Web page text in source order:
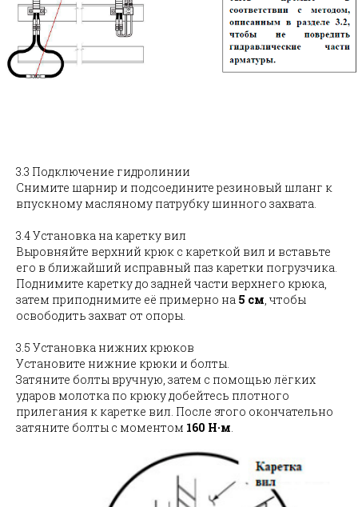
3.3 Подключение гидролинии
Снимите шарнир и подсоедините резиновый шланг к
впускному масляному патрубку шинного захвата.
3.4 Установка на каретку вил
Выровняйте верхний крюк с кареткой вил и вставьте
его в ближайший исправный паз каретки погрузчика.
Поднимите каретку до задней части верхнего крюка,
затем приподнимите её примерно на 5 см, чтобы
освободить захват от опоры.
3.5 Установка нижних крюков
Установите нижние крюки и болты.
Затяните болты вручную, затем с помощью лёгких
ударов молотка по крюку добейтесь плотного
прилегания к каретке вил. После этого окончательно
затяните болты с моментом 160 Н·м.